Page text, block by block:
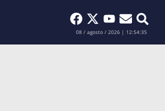
Buscar
08 / agosto / 2026 | 12:54:36